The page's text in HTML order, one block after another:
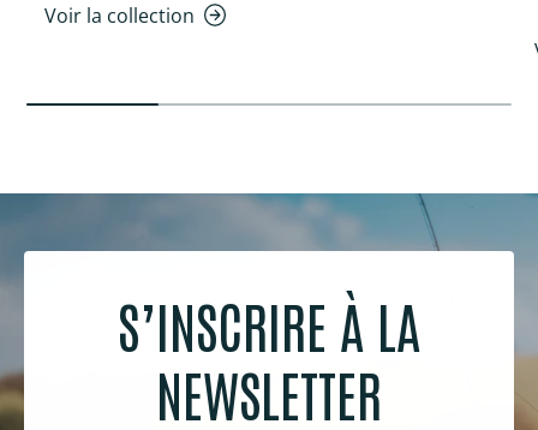
Voir la collection
S’INSCRIRE À LA
NEWSLETTER